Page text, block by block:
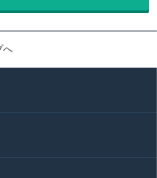
へ